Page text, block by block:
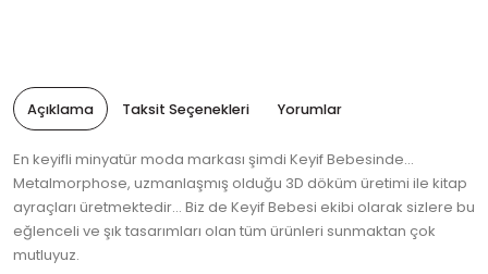
Açıklama Taksit Seçenekleri Yorumlar
En keyifli minyatür moda markası şimdi Keyif Bebesinde…
Metalmorphose, uzmanlaşmış olduğu 3D döküm üretimi ile kitap
ayraçları üretmektedir… Biz de Keyif Bebesi ekibi olarak sizlere bu
eğlenceli ve şık tasarımları olan tüm ürünleri sunmaktan çok
mutluyuz.